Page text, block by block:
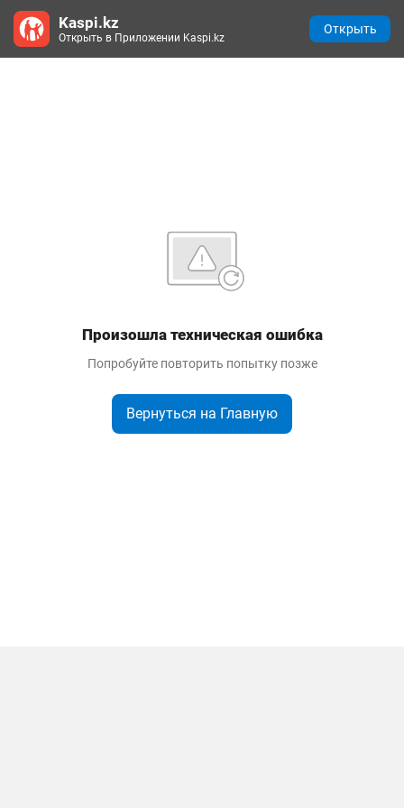
Произошла техническая ошибка
Попробуйте повторить попытку позже
Вернуться на Главную
Kaspi.kz
Открыть в Приложении Kaspi.kz
Открыть